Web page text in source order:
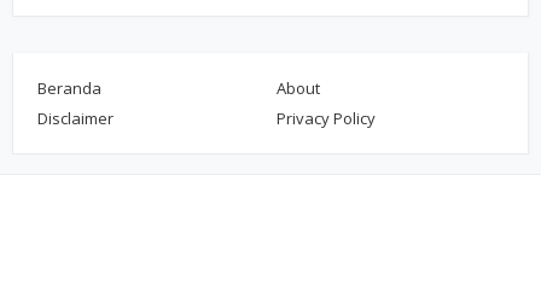
Beranda
About
Disclaimer
Privacy Policy